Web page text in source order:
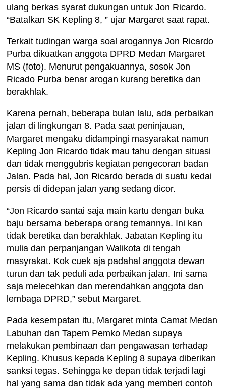
ulang berkas syarat dukungan untuk Jon Ricardo.
“Batalkan SK Kepling 8, ” ujar Margaret saat rapat.
Terkait tudingan warga soal arogannya Jon Ricardo
Purba dikuatkan anggota DPRD Medan Margaret
MS (foto). Menurut pengakuannya, sosok Jon
Ricado Purba benar arogan kurang beretika dan
berakhlak.
Karena pernah, beberapa bulan lalu, ada perbaikan
jalan di lingkungan 8. Pada saat peninjauan,
Margaret mengaku didampingi masyarakat namun
Kepling Jon Ricardo tidak mau tahu dengan situasi
dan tidak menggubris kegiatan pengecoran badan
Jalan. Pada hal, Jon Ricardo berada di suatu kedai
persis di didepan jalan yang sedang dicor.
“Jon Ricardo santai saja main kartu dengan buka
baju bersama beberapa orang temannya. Ini kan
tidak beretika dan berakhlak. Jabatan Kepling itu
mulia dan perpanjangan Walikota di tengah
masyrakat. Kok cuek aja padahal anggota dewan
turun dan tak peduli ada perbaikan jalan. Ini sama
saja melecehkan dan merendahkan anggota dan
lembaga DPRD,” sebut Margaret.
Pada kesempatan itu, Margaret minta Camat Medan
Labuhan dan Tapem Pemko Medan supaya
melakukan pembinaan dan pengawasan terhadap
Kepling. Khusus kepada Kepling 8 supaya diberikan
sanksi tegas. Sehingga ke depan tidak terjadi lagi
hal yang sama dan tidak ada yang memberi contoh